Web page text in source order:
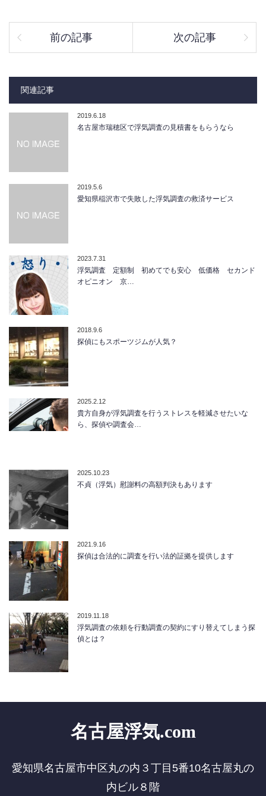
前の記事 次の記事
関連記事
2019.6.18
名古屋市瑞穂区で浮気調査の見積書をもらうなら
2019.5.6
愛知県稲沢市で失敗した浮気調査の救済サービス
2023.7.31
浮気調査 定額制 初めてでも安心 低価格 セカンド
オピニオン 京…
2018.9.6
探偵にもスポーツジムが人気？
2025.2.12
貴方自身が浮気調査を行うストレスを軽減させたいな
ら、探偵や調査会…
2025.10.23
不貞（浮気）慰謝料の高額判決もあります
2021.9.16
探偵は合法的に調査を行い法的証拠を提供します
2019.11.18
浮気調査の依頼を行動調査の契約にすり替えてしまう探
偵とは？
名古屋浮気.com
愛知県名古屋市中区丸の内３丁目5番10名古屋丸の
内ビル８階